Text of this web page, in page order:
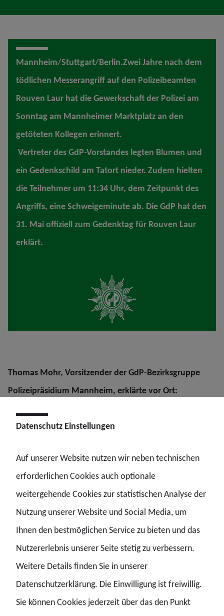
Mannheim/Stuttgart/Berlin.Zwei Jahre nach dem
tödlichen Messerangriff auf den Polizeibeamten
Rouven Laur hat die Gewerkschaft der Polizei am
Sonntag am Mannheimer Marktplatz an den
getöteten Kollegen erinnert.
Vertreter des GdP-Vorstandes legten Blumen und
ein Gedenkschild am Tatort nieder. Zudem hielten
die Teilnehmer um 11:34 Uhr, dem Zeitpunkt des
Angriffs, eine Schweigeminute ab. Die GdP hat den
31. Mai offiziell zum Gedenktag für Rouven Laur
erklärt.
Thomas Mohr, Vorsitzender der GdP-Bezirksgruppe
Polizeipräsidium Mannheim, erklärte vor Ort:
welchen Gefahren Polizeibeamtinnen und Polizeibeamte
unsere Gesellschaft und bezahlte diesen Dienst mit
seinem Leben. Wir werden ihn nicht vergessen.“
Weiter erklärte Mohr: „Die Schweigeminute am Tatort
war für uns ein wichtiges Zeichen des Respekts, der
Erinnerung und der Solidarität. Gemeinsam mit
Kolleginnen und Kollegen des GdP-Vorstandes haben wir
Blumen und ein Gedenkschild niedergelegt, um Rouven
Laur zu ehren.“
Datenschutz Einstellungen
Auf unserer Website nutzen wir neben technischen
erforderlichen Cookies auch optionale
weitergehende Cookies zur statistischen Analyse der
Nutzung unserer Website und Social Media, um
Ihnen den bestmöglichen Service zu bieten und das
Nutzererlebnis unserer Seite stetig zu verbessern.
Weitere Details finden Sie in unserer
Datenschutzerklärung. Die Einwilligung ist freiwillig.
Sie können Cookies jederzeit über das den Punkt